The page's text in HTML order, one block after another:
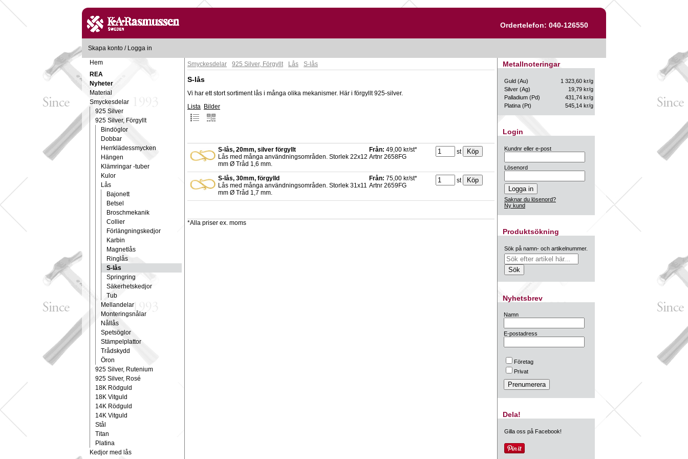
Ordertelefon: 040-126550
Skapa konto / Logga in
Hem
REA
Nyheter
Material
Smyckesdelar
925 Silver
925 Silver, Förgyllt
Bindöglor
Dobbar
Herrklädessmycken
Hängen
Klämringar -tuber
Kulor
Lås
Bajonett
Betsel
Broschmekanik
Collier
Förlängningskedjor
Karbin
Magnetlås
Ringlås
S-lås
Springring
Säkerhetskedjor
Tub
Mellandelar
Monteringsnålar
Nållås
Spetsöglor
Stämpelplattor
Trådskydd
Öron
925 Silver, Rutenium
925 Silver, Rosé
18K Rödguld
18K Vitguld
14K Rödguld
14K Vitguld
Stål
Titan
Platina
Kedjor med lås
Smyckesdelar 925 Silver, Förgyllt Lås S-lås
S-lås
Vi har ett stort sortiment lås i många olika mekanismer. Här i förgyllt 925-silver.
Lista Bilder
S-lås, 20mm, silver förgyllt
Lås med många användningsområden. Storlek 22x12
mm Ø Tråd 1,6 mm.
Från: 49,00 kr/st*
Artnr 2658FG
st
S-lås, 30mm, förgylld
Lås med många användningsområden. Storlek 31x11
mm Ø Tråd 1,7 mm.
Från: 75,00 kr/st*
Artnr 2659FG
st
*Alla priser ex. moms
Metallnoteringar
Guld (Au)
1 323,60 kr/g
Silver (Ag)
19,79 kr/g
Palladium (Pd)
431,74 kr/g
Platina (Pt)
545,14 kr/g
Login
Kundnr eller e-post
Lösenord
Saknar du lösenord?
Ny kund
Produktsökning
Sök på namn- och artikelnummer.
Nyhetsbrev
Namn
E-postadress
Företag
Privat
Dela!
Gilla oss på Facebook!